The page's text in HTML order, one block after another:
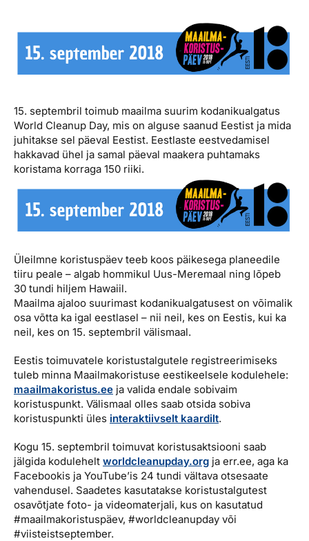
Reisija meelespea
Püsisoodustused
Ettevõttest, kontaktid, reisikonsultandi teenus, tule
tööle, uudised...
Kontaktid
Reisikonsultandi teenus
Tule tööle
15. septembril toimub maailma suurim kodanikualgatus
World Cleanup Day, mis on alguse saanud Eestist ja mida
juhitakse sel päeval Eestist. Eestlaste eestvedamisel
hakkavad ühel ja samal päeval maakera puhtamaks
koristama korraga 150 riiki.
Üleilmne koristuspäev teeb koos päikesega planeedile
tiiru peale – algab hommikul Uus-Meremaal ning lõpeb
30 tundi hiljem Hawaiil.
Maailma ajaloo suurimast kodanikualgatusest on võimalik
osa võtta ka igal eestlasel – nii neil, kes on Eestis, kui ka
neil, kes on 15. septembril välismaal.
Eestis toimuvatele koristustalgutele registreerimiseks
tuleb minna Maailmakoristuse eestikeelsele kodulehele:
maailmakoristus.ee ja valida endale sobivaim
koristuspunkt. Välismaal olles saab otsida sobiva
koristuspunkti üles interaktiivselt kaardilt.
Kogu 15. septembril toimuvat koristusaktsiooni saab
jälgida kodulehelt worldcleanupday.org ja err.ee, aga ka
Facebookis ja YouTube’is 24 tundi vältava otsesaate
vahendusel. Saadetes kasutatakse koristustalgutest
osavõtjate foto- ja videomaterjali, kus on kasutatud
#maailmakoristuspäev, #worldcleanupday või
#viisteistseptember.